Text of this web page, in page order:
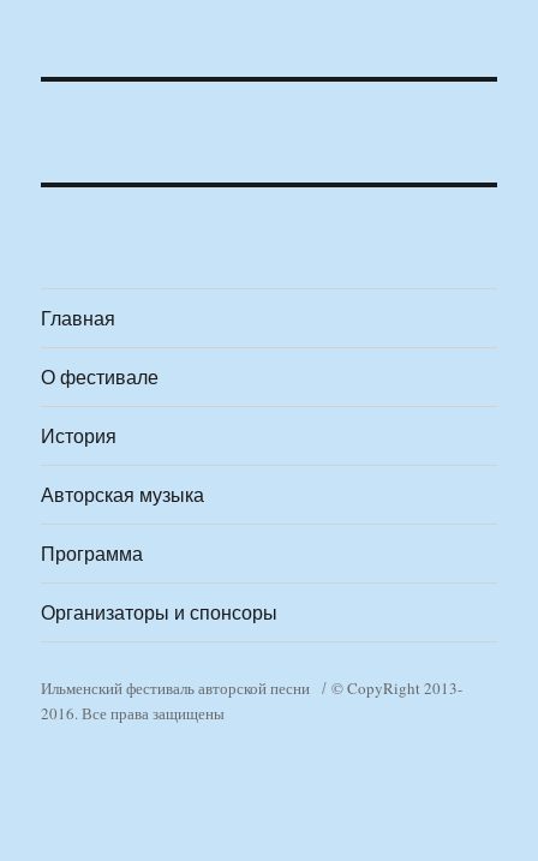
Главная
О фестивале
История
Авторская музыка
Программа
Организаторы и спонсоры
Ильменский фестиваль авторской песни
© CopyRight 2013-
2016. Все права защищены